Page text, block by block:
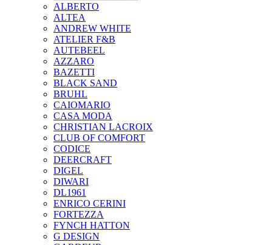
ALBERTO
ALTEA
ANDREW WHITE
ATELIER F&B
AUTEBEEL
AZZARO
BAZETTI
BLACK SAND
BRUHL
CAIOMARIO
CASA MODA
CHRISTIAN LACROIX
CLUB OF COMFORT
CODICE
DEERCRAFT
DIGEL
DIWARI
DL1961
ENRICO CERINI
FORTEZZA
FYNCH HATTON
G DESIGN